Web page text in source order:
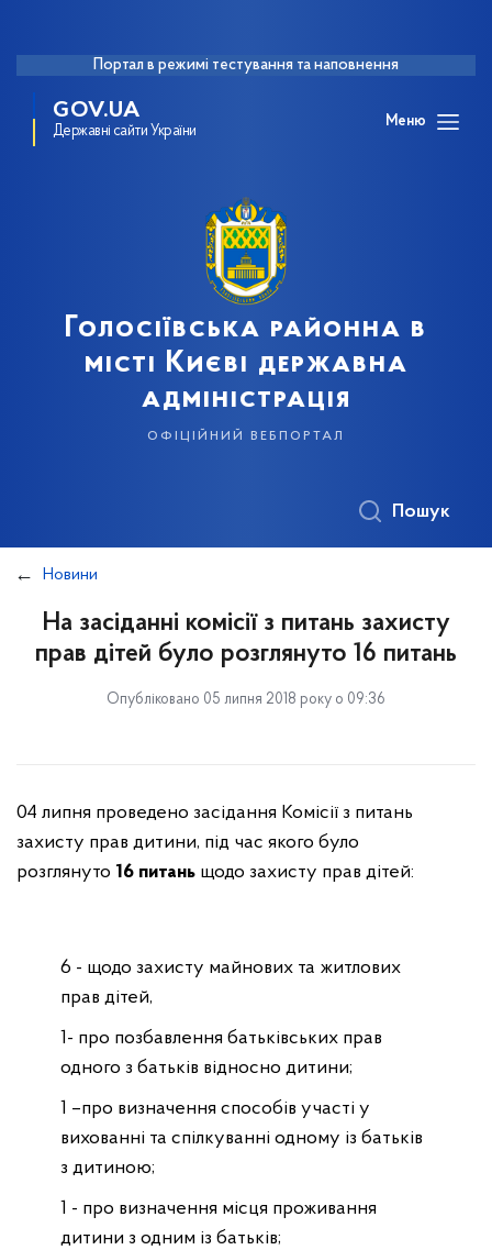
Портал в режимі тестування та наповнення
GOV.UA
Державні сайти України
Меню
Голосіївська районна в
місті Києві державна
адміністрація
офіційний вебпортал
Пошук
Новини
На засіданні комісії з питань захисту
прав дітей було розглянуто 16 питань
Опубліковано 05 липня 2018 року о 09:36
04 липня проведено засідання Комісії з питань
захисту прав дитини, під час якого було
розглянуто 16 питань щодо захисту прав дітей:
6 - щодо захисту майнових та житлових
прав дітей,
1- про позбавлення батьківських прав
одного з батьків відносно дитини;
1 –про визначення способів участі у
вихованні та спілкуванні одному із батьків
з дитиною;
1 - про визначення місця проживання
дитини з одним із батьків;